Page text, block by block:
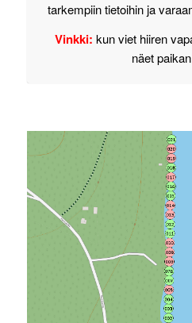
tarkempiin tietoihin ja
Vinkki: kun viet hiiren
näet